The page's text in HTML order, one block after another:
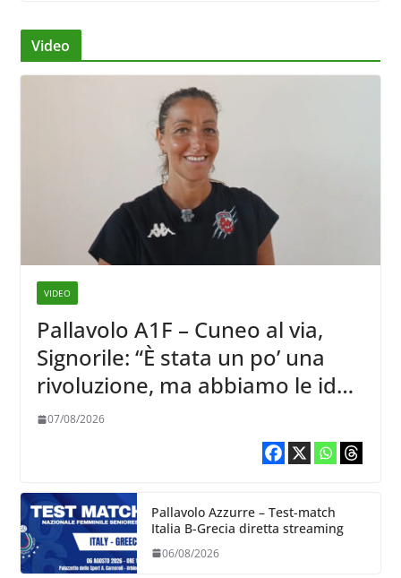
Video
VIDEO
Pallavolo A1F – Cuneo al via,
Signorile: “È stata un po’ una
rivoluzione, ma abbiamo le idee
chiare siu cosa vogliamo fare”
07/08/2026
Pallavolo Azzurre – Test-match
Italia B-Grecia diretta streaming
06/08/2026